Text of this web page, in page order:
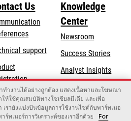
Us
supportopens
new
tab
a dealer
Knowledge
Center
Newsroom
Success Stories
Analyst Insights
ทำงานได้อย่างถูกต้อง แสดงเนื้อหาและโฆษณา
ห้ใช้คุณสมบัติทางโซเชียลมีเดีย และเพื่อ
เรายังแบ่งปันข้อมูลการใช้งานไซต์กับพาร์ทเนอ
ทเนอร์การวิเคราะห์ของเราอีกด้วย
For